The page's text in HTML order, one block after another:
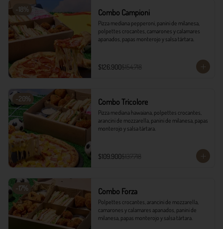
-18% Combo Campioni
Pizza mediana pepperoni, panini de milanesa,
polpettes crocantes, camarones y calamares
apanados, papas monterojo y salsa tártara.
$126.900$154.718
-20% Combo Tricolore
Pizza mediana hawaiana, polpettes crocantes,
arancini de mozzarella, panini de milanesa, papas
monterojo y salsa tártara.
$109.900$137.718
-17% Combo Forza
Polpettes crocantes, arancini de mozzarella,
camarones y calamares apanados, panini de
milanesa, papas monterojo y salsa tártara.